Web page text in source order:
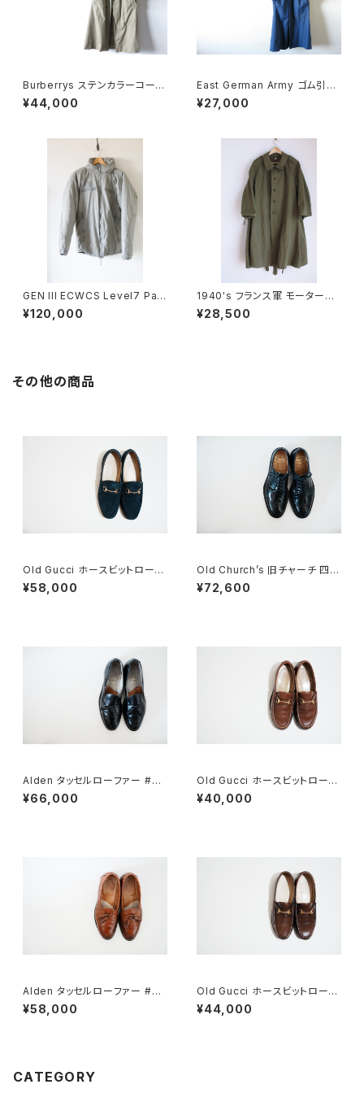
Burberrys ステンカラーコート
36
¥44,000
East German Army ゴム引き
コート
¥27,000
GEN III ECWCS Level7 Park
a XS DEADSTOCK
¥120,000
1940's フランス軍 モーターサ
イクルコート DEADSTOCK
¥28,500
その他の商品
Old Gucci ホースビットローフ
ァー 36C Navy Suede
¥58,000
Old Church’s 旧チャーチ 四都
市 Grafton グラフトン 70F
¥72,600
Alden タッセルローファー #66
0 10C
¥66,000
Old Gucci ホースビットローフ
ァー 4.5B ラバー BR
¥40,000
Alden タッセルローファー #60
4 6E
¥58,000
Old Gucci ホースビットローフ
ァー 35C DB
¥44,000
CATEGORY